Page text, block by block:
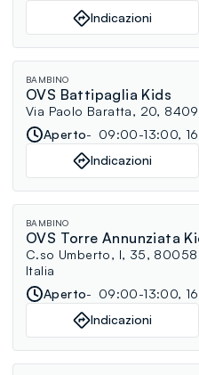
Indicazioni
BAMBINO
OVS Battipaglia Kids
Via Paolo Baratta, 20,
Aperto
09:00-13:00,
Indicazioni
BAMBINO
OVS Torre Annunziata
C.so Umberto, I, 35, 80058
Italia
Aperto
09:00-13:00,
Indicazioni